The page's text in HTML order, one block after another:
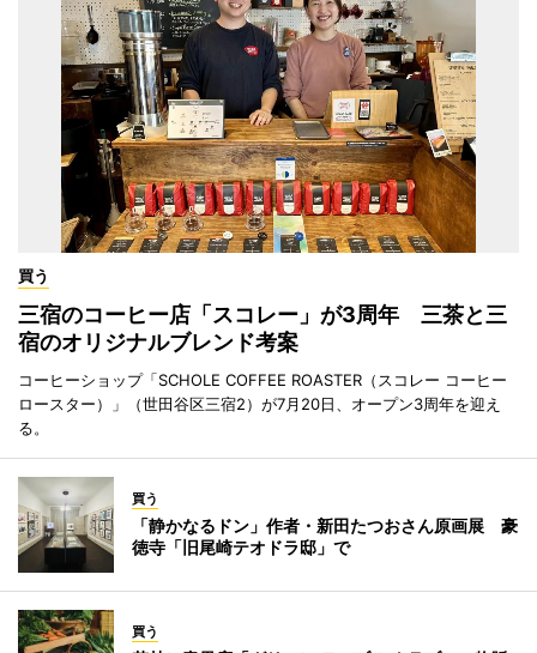
買う
三宿のコーヒー店「スコレー」が3周年 三茶と三
宿のオリジナルブレンド考案
コーヒーショップ「SCHOLE COFFEE ROASTER（スコレー コーヒー
ロースター）」（世田谷区三宿2）が7月20日、オープン3周年を迎え
る。
買う
「静かなるドン」作者・新田たつおさん原画展 豪
徳寺「旧尾崎テオドラ邸」で
買う